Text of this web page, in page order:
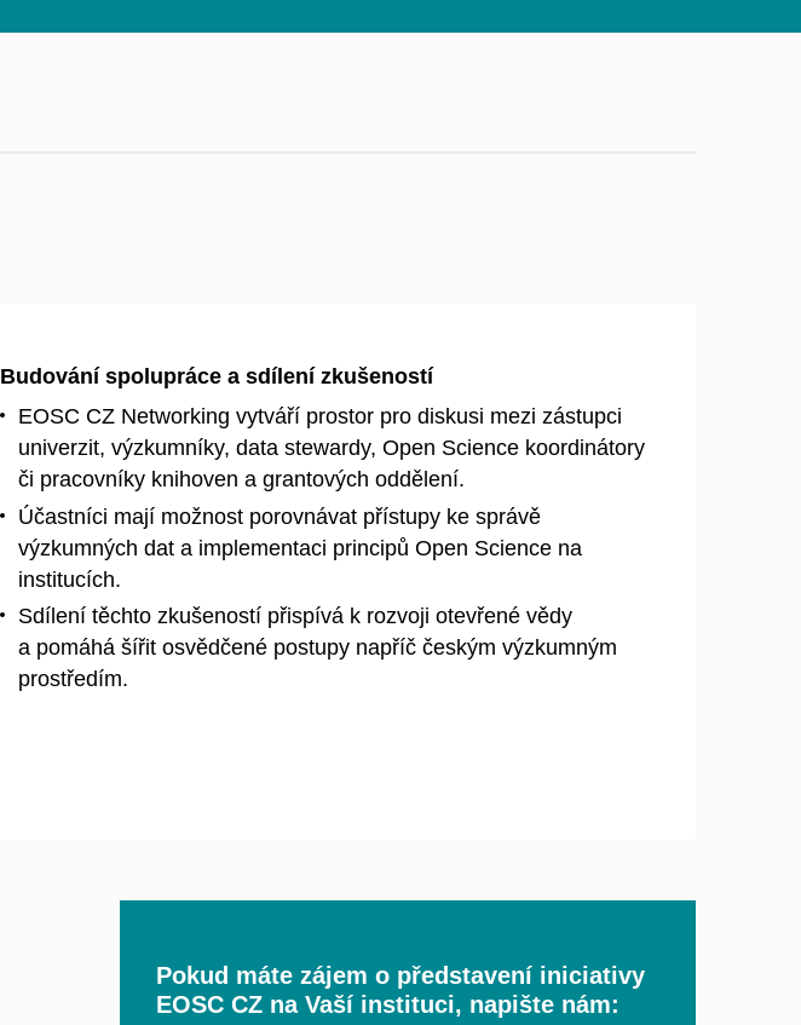
Budování spolupráce a sdílení zkušeností
EOSC CZ Networking vytváří prostor pro diskusi mezi zástupci
univerzit, výzkumníky, data stewardy, Open Science koordinátory
či pracovníky knihoven a grantových oddělení.
Účastníci mají možnost porovnávat přístupy ke správě
výzkumných dat a implementaci principů Open Science na
institucích.
Sdílení těchto zkušeností přispívá k rozvoji otevřené vědy
a pomáhá šířit osvědčené postupy napříč českým výzkumným
prostředím.
Pokud máte zájem o představení iniciativy
EOSC CZ na Vaší instituci, napište nám: